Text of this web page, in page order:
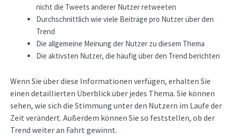
nicht die Tweets anderer Nutzer retweeten
Durchschnittlich wie viele Beiträge pro Nutzer über den
Trend
Die allgemeine Meinung der Nutzer zu diesem Thema
Die aktivsten Nutzer, die häufig über den Trend berichten
Wenn Sie über diese Informationen verfügen, erhalten Sie
einen detaillierten Überblick über jedes Thema. Sie können
sehen, wie sich die Stimmung unter den Nutzern im Laufe der
Zeit verändert. Außerdem können Sie so feststellen, ob der
Trend weiter an Fahrt gewinnt.